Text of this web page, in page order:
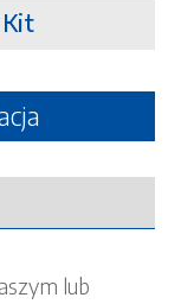
Kit
lub